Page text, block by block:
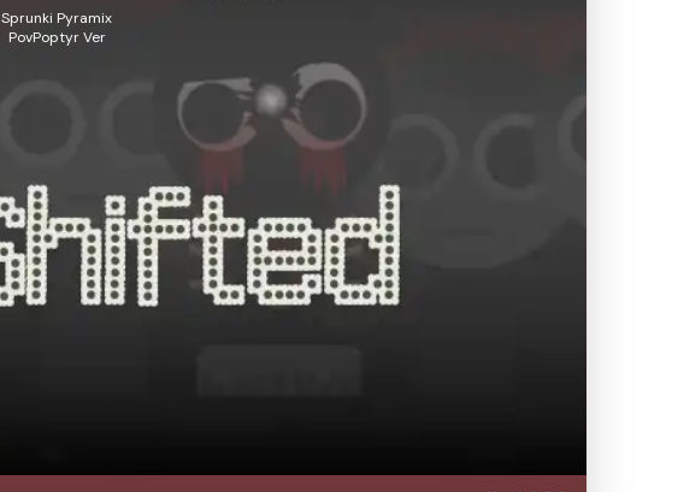
Sprunki Pyramix
PovPoptyr Ver